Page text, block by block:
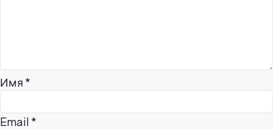
Имя *
Email *